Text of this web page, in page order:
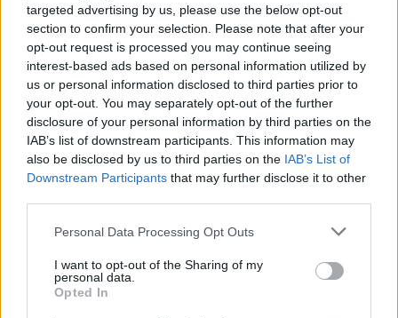
targeted advertising by us, please use the below opt-out
section to confirm your selection. Please note that after your
opt-out request is processed you may continue seeing
interest-based ads based on personal information utilized by
us or personal information disclosed to third parties prior to
your opt-out. You may separately opt-out of the further
disclosure of your personal information by third parties on the
IAB’s list of downstream participants. This information may
also be disclosed by us to third parties on the IAB’s List of
Downstream Participants that may further disclose it to other
Personal Data Processing Opt Outs
I want to opt-out of the Sharing of my
personal data.
Opted In
Minka 11. rész
T. szereti a fiatal lányokat 14. rész
Pedig szóltam… – Miért nem hiszünk a
A legidegesítőbb kifejezések laza